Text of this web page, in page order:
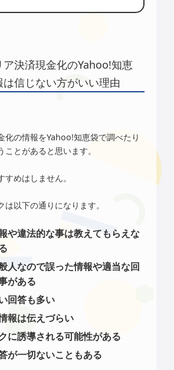
ア決済現金化のYahoo!知恵
は信じない方がいい理由
化の情報をYahoo!知恵袋で調べたり
とがあると思います。
すめはしません。
は以下の通りになります。
や違法的な事は教えてもらえな
人なので誤った情報や適当な回
がある
回答も多い
報は伝えづらい
に誘導される可能性がある
が一切ないこともある